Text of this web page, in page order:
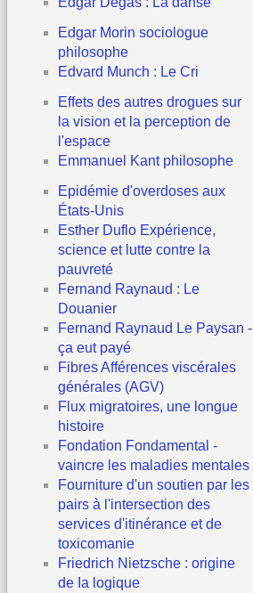
Edgar Morin sociologue
philosophe
Edvard Munch : Le Cri
Effets des autres drogues sur
la vision et la perception de
l'espace
Emmanuel Kant philosophe
Epidémie d'overdoses aux
États-Unis
Esther Duflo Expérience,
science et lutte contre la
pauvreté
Fernand Raynaud : Le
Douanier
Fernand Raynaud Le Paysan -
ça eut payé
Fibres Afférences viscérales
générales (AGV)
Flux migratoires, une longue
histoire
Fondation Fondamental -
vaincre les maladies mentales
Fourniture d'un soutien par les
pairs à l'intersection des
services d'itinérance et de
toxicomanie
Friedrich Nietzsche : origine
de Ia logique